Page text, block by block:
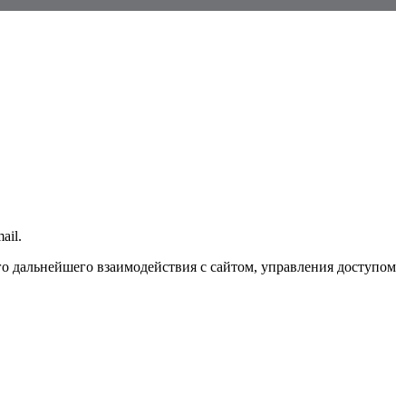
взаимодействия с сайтом, управления